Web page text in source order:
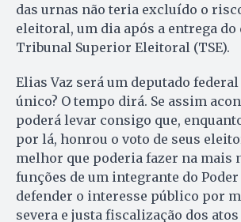
das urnas não teria excluído o
eleitoral, um dia após a entrega do
Tribunal Superior Eleitoral (TSE).
Elias Vaz será um deputado
único? O tempo dirá. Se assim
poderá levar consigo que,
por lá, honrou o voto de seus
melhor que poderia fazer na mais
funções de um integrante do
defender o interesse público por
severa e justa fiscalização dos